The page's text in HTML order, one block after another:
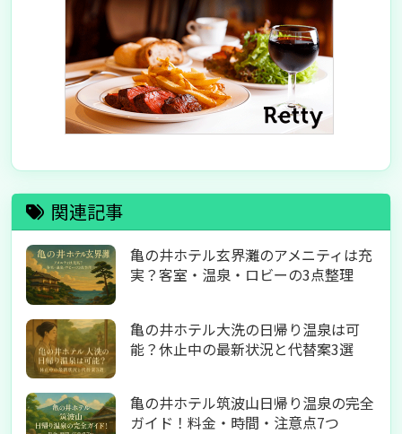
関連記事
亀の井ホテル玄界灘のアメニティは充
実？客室・温泉・ロビーの3点整理
亀の井ホテル大洗の日帰り温泉は可
能？休止中の最新状況と代替案3選
亀の井ホテル筑波山日帰り温泉の完全
ガイド！料金・時間・注意点7つ